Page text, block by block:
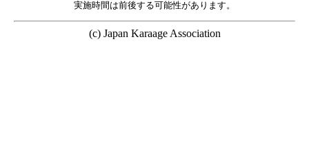
実施時間は前後する可能性があります。
(c) Japan Karaage Association